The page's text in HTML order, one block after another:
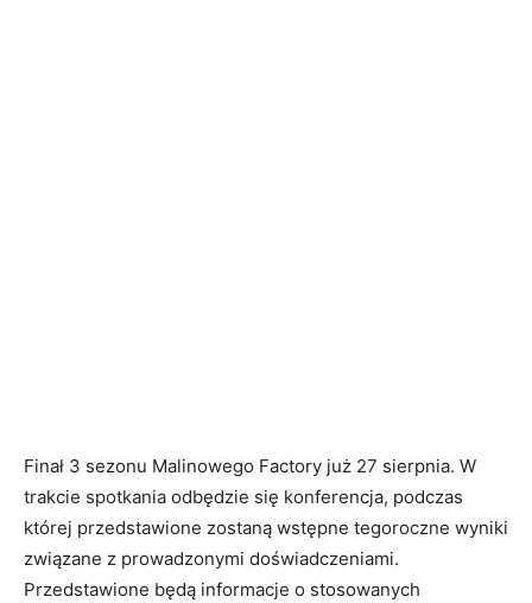
Finał 3 sezonu Malinowego Factory już 27 sierpnia. W
trakcie spotkania odbędzie się konferencja, podczas
której przedstawione zostaną wstępne tegoroczne wyniki
związane z prowadzonymi doświadczeniami.
Przedstawione będą informacje o stosowanych